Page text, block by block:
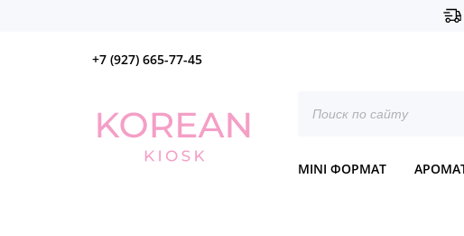
+7 (927) 665-77-45
товаров
MINI ФОРМАТ